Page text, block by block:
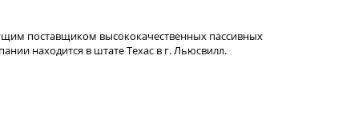
поставщиком высококачественных пассивных
находится в штате Техас в г. Льюсвилл.